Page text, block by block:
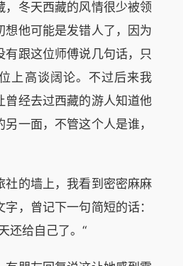
，冬天西藏的风情很少被领
想他可能是发错人了，因为
有跟这位师傅说几句话，只
上高谈阔论。不过后来我
曾经去过西藏的游人知道他
一面，不管这个人是谁，
社的墙上，我看到密密麻麻
，曾记下一句简短的话：
还给自己了。“